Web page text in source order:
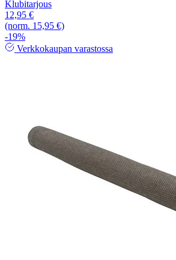
Klubitarjous
12,95 €
(norm. 15,95 €)
-19%
Verkkokaupan varastossa